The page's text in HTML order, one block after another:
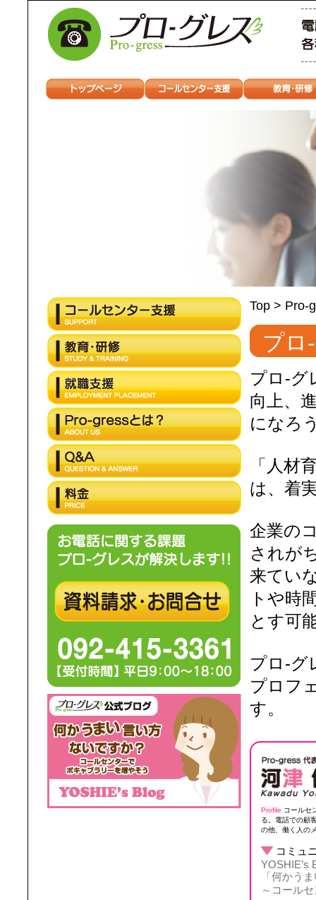
Top > Pro-
プロ
プロ‐グ
向上、
になろ
「人材
は、着
企業の
されが
来てい
トや時
とす可
プロ‐
プロフ
す。
Profile コールセ
る。電話での顧
の他、働く人の
コミュ
YOSHIE’s
「何かう
～コール